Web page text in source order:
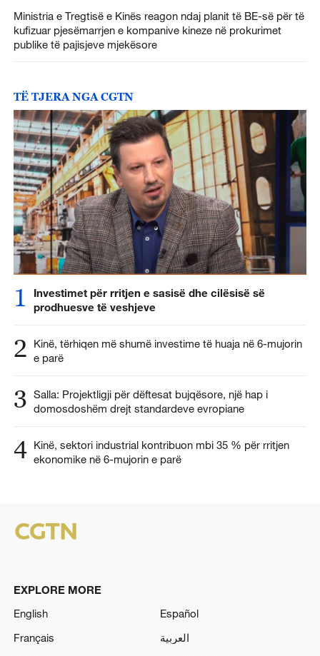
Ministria e Tregtisë e Kinës reagon ndaj planit të BE-së për të
kufizuar pjesëmarrjen e kompanive kineze në prokurimet
publike të pajisjeve mjekësore
TË TJERA NGA CGTN
1
Investimet për rritjen e sasisë dhe cilësisë së
prodhuesve të veshjeve
2
Kinë, tërhiqen më shumë investime të huaja në 6-mujorin
e parë
3 Salla: Projektligji për dëftesat bujqësore, një hap i
domosdoshëm drejt standardeve evropiane
4 Kinë, sektori industrial kontribuon mbi 35 % për rritjen
ekonomike në 6-mujorin e parë
EXPLORE MORE
English
Español
Français
العربية